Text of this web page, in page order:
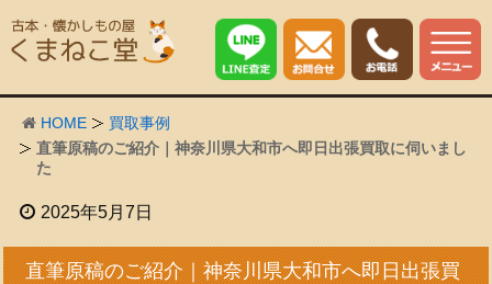
HOME
買取事例
直筆原稿のご紹介｜神奈川県大和市へ即日出張買取に伺いまし
た
2025年5月7日
直筆原稿のご紹介｜神奈川県大和市へ即日出張買